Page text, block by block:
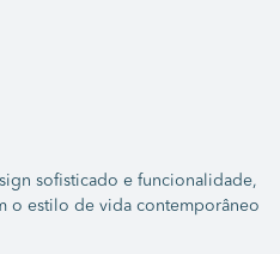
sofisticado e funcionalidade,
o estilo de vida contemporâneo